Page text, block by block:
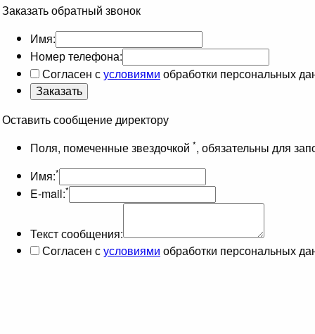
Заказать обратный звонок
Имя:
Номер телефона:
Согласен сусловиями обработки персональных
Оставить сообщение директору
Поля, помеченные звездочкой *, обязательны для
Имя:*
E-mail:*
Текст сообщения:
Согласен сусловиями обработки персональных